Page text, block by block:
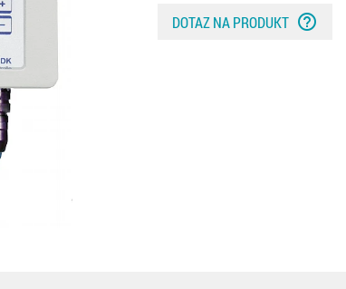
DOTAZ NA PRODUKT help_outline